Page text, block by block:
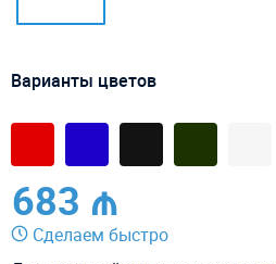
Варианты цветов
683 ₼
Сделаем быстро